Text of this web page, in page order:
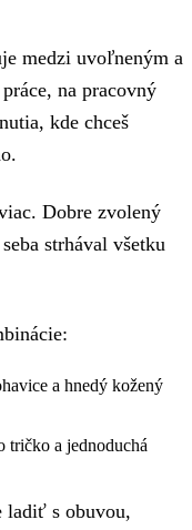
medzi uvoľneným a
na pracovný
kde chceš
Dobre zvolený
strhával všetku
a hnedý kožený
tričko a jednoduchá
ladiť s obuvou,